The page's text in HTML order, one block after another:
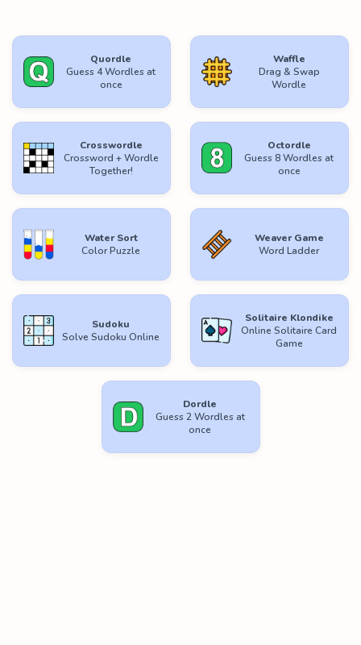
Quordle
Guess 4 Wordles at
once
Waffle
Drag & Swap
Wordle
Crosswordle
Crossword + Wordle
Together!
Octordle
Guess 8 Wordles at
once
Water Sort
Color Puzzle
Weaver Game
Word Ladder
Sudoku
Solve Sudoku Online
Solitaire Klondike
Online Solitaire Card
Game
Dordle
Guess 2 Wordles at
once